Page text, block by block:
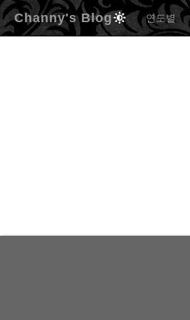
Channy's Blog 연도별